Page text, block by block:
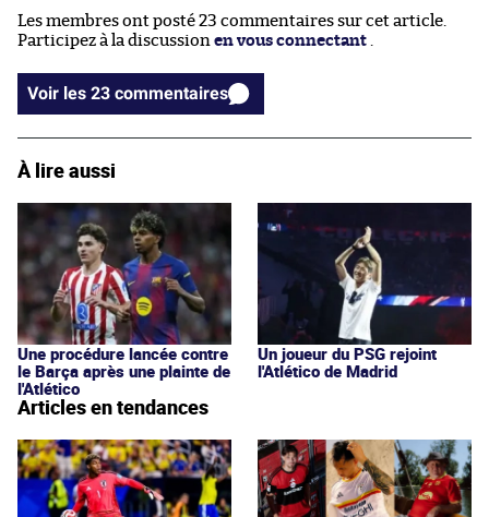
Les membres ont posté 23 commentaires sur cet article.
Participez à la discussion en vous connectant
Voir les 23 commentaires
À lire aussi
Une procédure lancée contre
le Barça après une plainte de
l'Atlético
Un joueur du PSG rejoint
l'Atlético de Madrid
Articles en tendances